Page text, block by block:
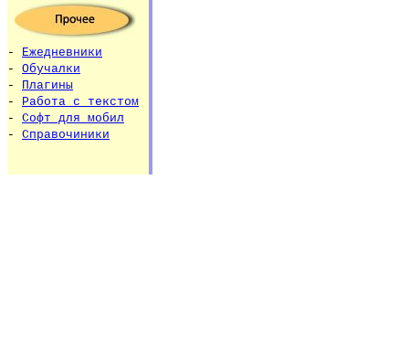
- Ежедневники
- Обучалки
- Плагины
- Работа с текстом
- Софт для мобил
- Справочиники